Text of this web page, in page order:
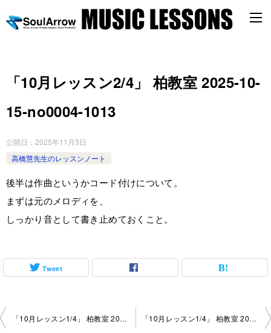
「10月レッスン2/4」 柏教室 2025-10-
15-no0004-1013
公開日： 2025年11月3日
高橋慧先生のレッスンノート
後半は作曲というかコード付けについて。
まずは元のメロディを、
しっかり音として書き止めておくこと。
Tweet
投
「10月レッスン1/4」 柏教室 2025-10-15-no0004-1013 「10月レッスン1/4」 柏教室 2025-10-15-no0004-1008